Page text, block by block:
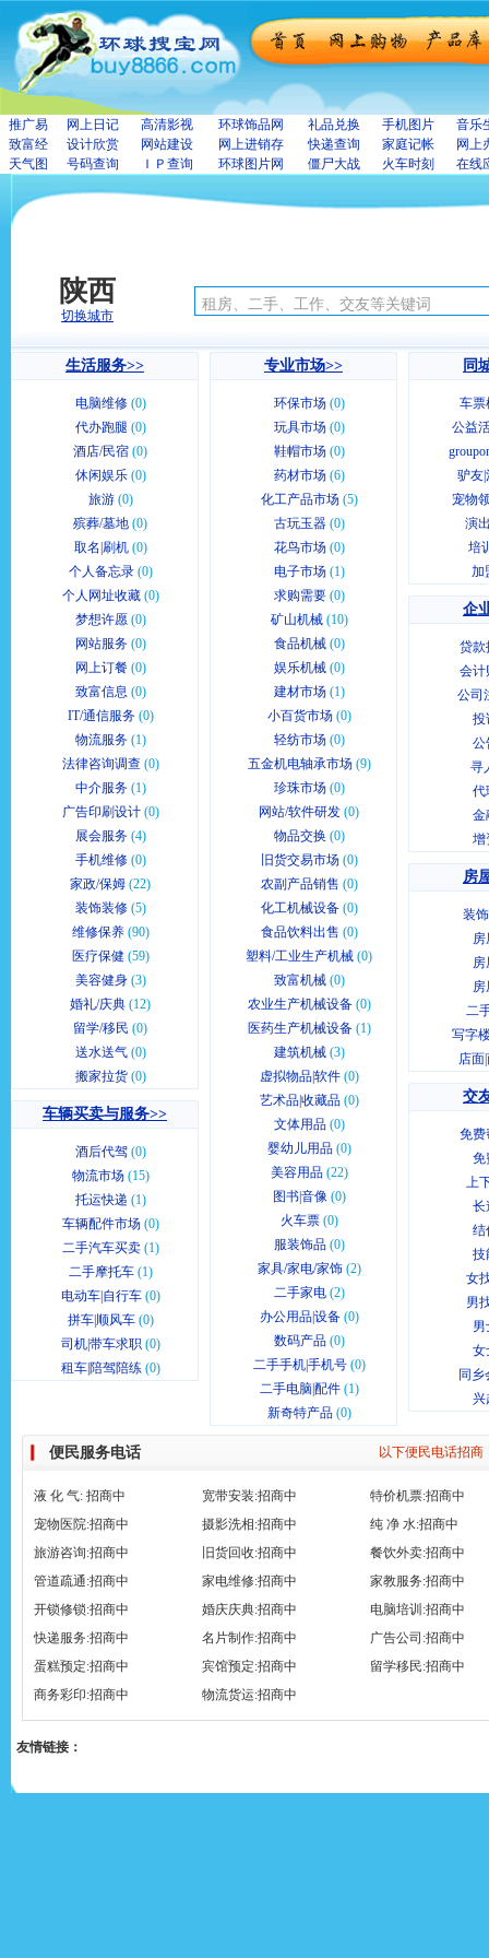
推广易 网上日记 高清影视 环球饰品网 礼品兑换 手机图片
音乐
致富经
设计欣赏 网站建设 网上进销存 快递查询 家庭记帐
网上
天气图
号码查询 ＩＰ查询 环球图片网 僵尸大战 火车时刻 在线
陕西
切换城市
生活服务>>
电脑维修 (0)
代办跑腿 (0)
酒店/民宿 (0)
休闲娱乐 (0)
旅游 (0)
殡葬/墓地 (0)
取名|刷机 (0)
个人备忘录 (0)
个人网址收藏 (0)
梦想许愿 (0)
网站服务 (0)
网上订餐 (0)
致富信息 (0)
IT/通信服务 (0)
物流服务 (1)
法律咨询调查 (0)
中介服务 (1)
广告印刷设计 (0)
展会服务 (4)
手机维修 (0)
家政/保姆 (22)
装饰装修 (5)
维修保养 (90)
医疗保健 (59)
美容健身 (3)
婚礼/庆典 (12)
留学/移民 (0)
送水送气 (0)
搬家拉货 (0)
车辆买卖与服务>>
酒后代驾 (0)
物流市场 (15)
托运快递 (1)
车辆配件市场 (0)
二手汽车买卖 (1)
二手摩托车 (1)
电动车|自行车 (0)
拼车|顺风车 (0)
司机|带车求职 (0)
租车|陪驾陪练 (0)
专业市场>>
环保市场 (0)
玩具市场 (0)
鞋帽市场 (0)
药材市场 (6)
化工产品市场 (5)
古玩玉器 (0)
花鸟市场 (0)
电子市场 (1)
求购需要 (0)
矿山机械 (10)
食品机械 (0)
娱乐机械 (0)
建材市场 (1)
小百货市场 (0)
轻纺市场 (0)
五金机电轴承市场 (9)
珍珠市场 (0)
网站/软件研发 (0)
物品交换 (0)
旧货交易市场 (0)
农副产品销售 (0)
化工机械设备 (0)
食品饮料出售 (0)
塑料/工业生产机械 (0)
致富机械 (0)
农业生产机械设备 (0)
医药生产机械设备 (1)
建筑机械 (3)
虚拟物品|软件 (0)
艺术品|收藏品 (0)
文体用品 (0)
婴幼儿用品 (0)
美容用品 (22)
图书|音像 (0)
火车票 (0)
服装饰品 (0)
家具/家电/家饰 (2)
二手家电 (2)
办公用品|设备 (0)
数码产品 (0)
二手手机|手机号 (0)
二手电脑|配件 (1)
新奇特产品 (0)
同
车票
公益
驴友|
宠物
演
培
加
企
贷款
会计
公司
投
公
寻
代
金
增
房
装
房
房
房
二
写字
店面
交
免费
免
上
长
结
技
女
男
男
女
同乡
兴
以下便民电话招
便民服务电话
液 化 气: 招商中 宽带安装:招商中
特价机票:招商中
宠物医院:招商中
摄影洗相:招商中
纯 净 水:招商中
旅游咨询:招商中
旧货回收:招商中
餐饮外卖:招商中
管道疏通:招商中
家电维修:招商中
家教服务:招商中
开锁修锁:招商中
婚庆庆典:招商中
电脑培训:招商中
快递服务:招商中
名片制作:招商中
广告公司:招商中
蛋糕预定:招商中
宾馆预定:招商中
留学移民:招商中
商务彩印:招商中
物流货运:招商中
友情链接：